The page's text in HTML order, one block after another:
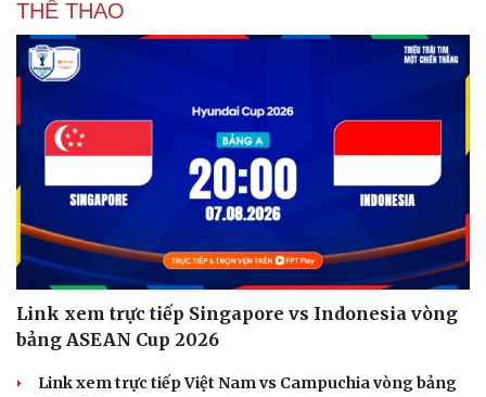
THỂ THAO
Link xem trực tiếp Singapore vs Indonesia vòng
bảng ASEAN Cup 2026
Link xem trực tiếp Việt Nam vs Campuchia vòng bảng